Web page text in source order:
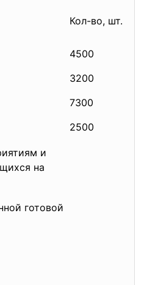
Кол-во, шт.
4500
3200
7300
2500
и
на
готовой